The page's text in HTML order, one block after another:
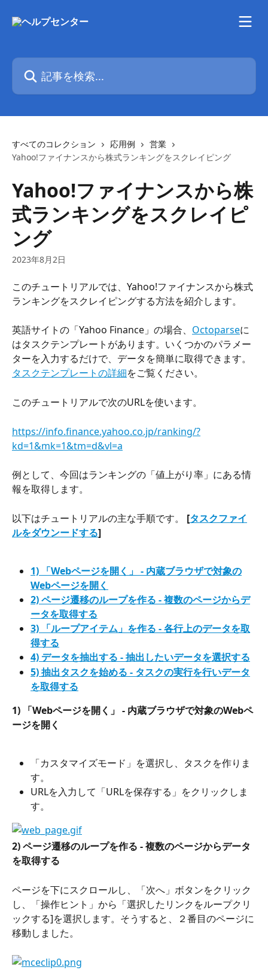
記事を検索...
すべてのコレクション 応用例
営業
Yahoo!ファイナンスから株式ランキングをスクレイピング
Yahoo!ファイナンスから株
式ランキングをスクレイピ
ング
2023年8月2日
このチュートリアルでは、Yahoo!ファイナンスから株式
ランキングをスクレイピングする方法を紹介します。
英語サイトの「Yahoo Finance」の場合、 Octoparseに
はタスクテンプレートがあります。いくつかのパラメー
ターを入力するだけで、データを簡単に取得できます。
タスクテンプレートの詳細をご覧ください。
このチュートリアルで次のURLを使います。
https://info.finance.yahoo.co.jp/ranking/?
kd=1&mk=1&tm=d&vl=a
例として、今回はランキングの「値上がり率」にある情
報を取得します。
以下はチュートリアルの主な手順です。 [タスクファイ
ルをダウンードする]
1) 「Webページを開く」 - 内蔵ブラウザで対象の
Webページを開く
2) ページ遷移のループを作る - 複数のページからデ
ータを取得する
3) 「ループアイテム」を作る - 各行上のデータを取
得する
4) データを抽出する - 抽出したいデータを選択する
5) 抽出タスクを始める - タスクの実行を行いデータ
を取得する
1) 「Webページを開く」 - 内蔵ブラウザで対象のWebペ
ージを開く
「カスタマイズモード」を選択し、タスクを作りま
す。
URLを入力して「URLを保存する」をクリックしま
す。
2) ページ遷移のループを作る - 複数のページからデータ
を取得する
ページを下にスクロールし、「次へ」ボタンをクリック
し、「操作ヒント」から「選択したリンクをループクリ
ックする]を選択します。そうすると、２番目のページに
移動しました。